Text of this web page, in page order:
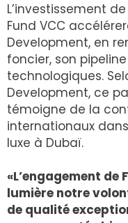
L’investissement
Fund VCC
Development, en
foncier, son
technologiques.
Development, ce
témoigne de la
internationaux
luxe à Dubaï.
«L’engagement de
lumière notre
de qualité